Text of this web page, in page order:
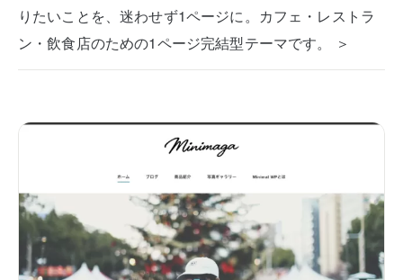
りたいことを、迷わせず1ページに。カフェ・レストラ
ン・飲食店のための1ページ完結型テーマです。 ＞